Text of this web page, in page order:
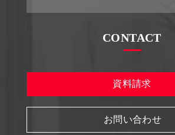
CONTACT
資料請求
お問い合わせ